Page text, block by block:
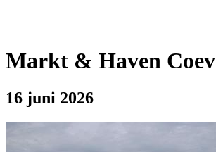
Markt & Haven
16 juni 2026